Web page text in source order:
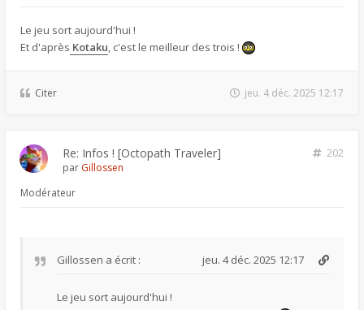
Le jeu sort aujourd'hui !
Et d'après Kotaku, c'est le meilleur des trois !
Citer jeu. 4 déc. 2025 12:17
Re: Infos ! [Octopath Traveler]
202
par Gillossen
Modérateur
Gillossen a écrit : jeu. 4 déc. 2025 12:17
Le jeu sort aujourd'hui !